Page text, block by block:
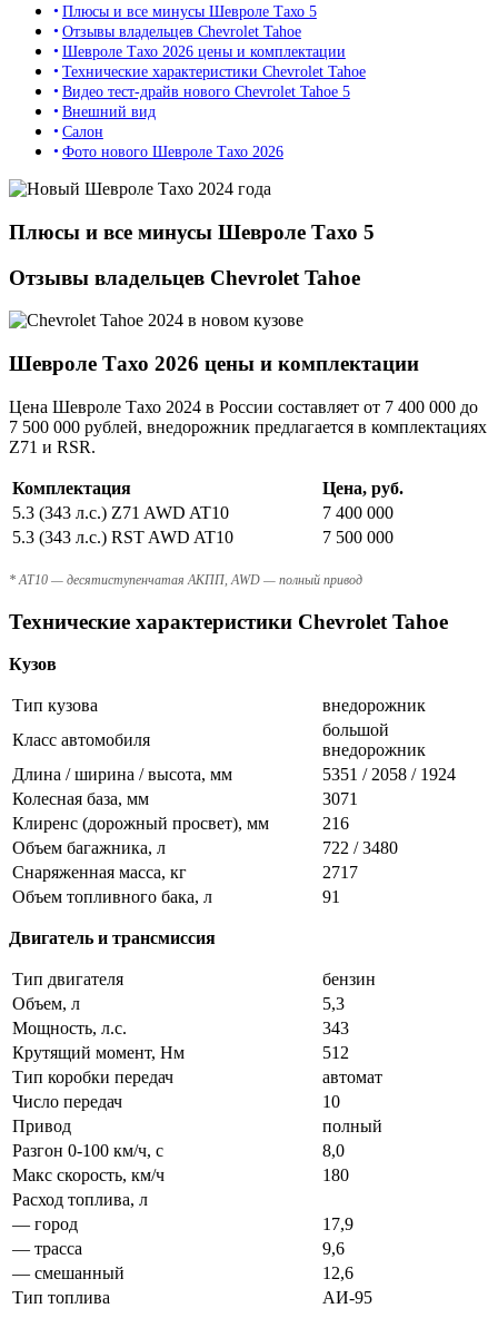
Плюсы и все минусы Шевроле Тахо 5
Отзывы владельцев Chevrolet Tahoe
Шевроле Тахо 2026 цены и комплектации
Технические характеристики Chevrolet Tahoe
Видео тест-драйв нового Chevrolet Tahoe 5
Внешний вид
Салон
Фото нового Шевроле Тахо 2026
Плюсы и все минусы Шевроле Тахо 5
Отзывы владельцев Chevrolet Tahoe
Шевроле Тахо 2026 цены и комплектации
Цена Шевроле Тахо 2024 в России составляет от 7 400 000 до
7 500 000 рублей, внедорожник предлагается в комплектациях
Z71 и RSR.
Комплектация
Цена, руб.
5.3 (343 л.с.) Z71 AWD AT10
7 400 000
5.3 (343 л.с.) RST AWD AT10
7 500 000
* AT10 — десятиступенчатая АКПП, AWD — полный привод
Технические характеристики Chevrolet Tahoe
Кузов
Тип кузова
внедорожник
Класс автомобиля
большой
внедорожник
Длина / ширина / высота, мм
5351 / 2058 / 1924
Колесная база, мм
3071
Клиренс (дорожный просвет), мм
216
Объем багажника, л
722 / 3480
Снаряженная масса, кг
2717
Объем топливного бака, л
91
Двигатель и трансмиссия
Тип двигателя
бензин
Объем, л
5,3
Мощность, л.с.
343
Крутящий момент, Нм
512
Тип коробки передач
автомат
Число передач
10
Привод
полный
Разгон 0-100 км/ч, с
8,0
Макс скорость, км/ч
180
Расход топлива, л
— город
17,9
— трасса
9,6
— смешанный
12,6
Тип топлива
АИ-95